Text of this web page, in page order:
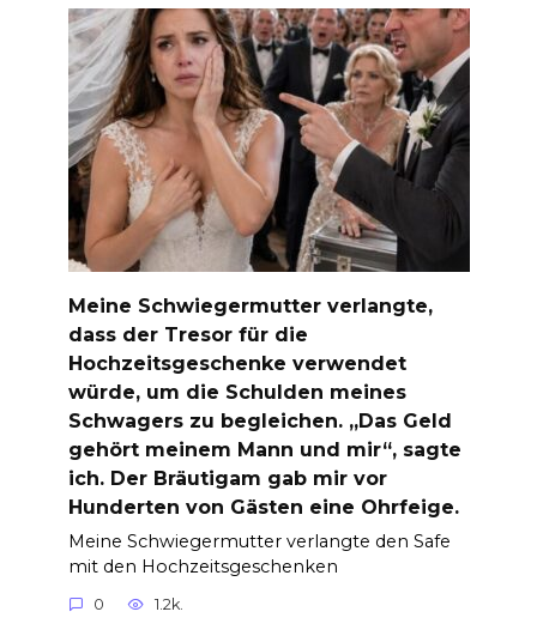
Meine Schwiegermutter verlangte,
dass der Tresor für die
Hochzeitsgeschenke verwendet
würde, um die Schulden meines
Schwagers zu begleichen. „Das Geld
gehört meinem Mann und mir“, sagte
ich. Der Bräutigam gab mir vor
Hunderten von Gästen eine Ohrfeige.
Meine Schwiegermutter verlangte den Safe
mit den Hochzeitsgeschenken
0 1.2k.